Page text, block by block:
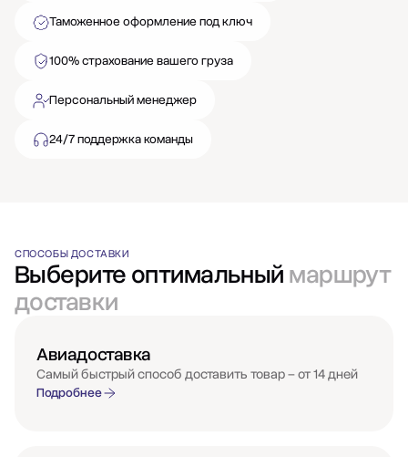
Таможенное оформление под ключ
100% страхование вашего груза
Персональный менеджер
24/7 поддержка команды
СПОСОБЫ ДОСТАВКИ
Выберите оптимальныймаршрут
доставки
Авиадоставка
Самый быстрый способ доставить товар – от 14 дней
Подробнее